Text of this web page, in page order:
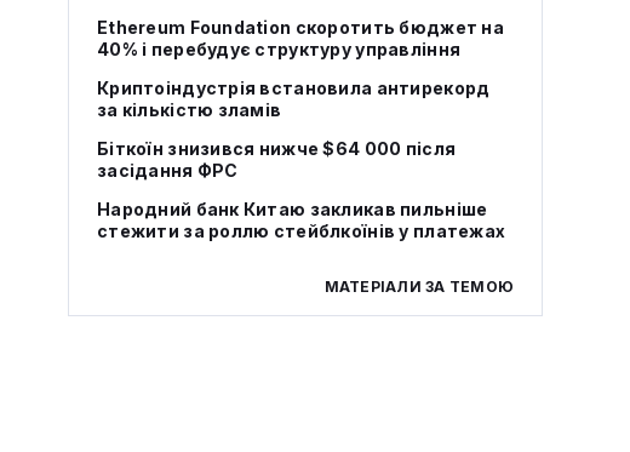
Ethereum Foundation скоротить бюджет на
40% і перебудує структуру управління
Криптоіндустрія встановила антирекорд
за кількістю зламів
Біткоїн знизився нижче $64 000 після
засідання ФРС
Народний банк Китаю закликав пильніше
стежити за роллю стейблкоїнів у платежах
МАТЕРІАЛИ ЗА ТЕМОЮ